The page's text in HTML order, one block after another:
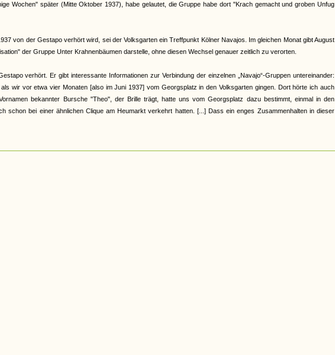
Wochen" später (Mitte Oktober 1937), habe gelautet, die Gruppe habe dort "Krach gemacht und groben Unfug
von der Gestapo verhört wird, sei der Volksgarten ein Treffpunkt Kölner Navajos. Im gleichen Monat gibt August
der Gruppe Unter Krahnenbäumen darstelle, ohne diesen Wechsel genauer zeitlich zu verorten.
verhört. Er gibt interessante Informationen zur Verbindung der einzelnen „Navajo“-Gruppen untereinander:
wir vor etwa vier Monaten [also im Juni 1937] vom Georgsplatz in den Volksgarten gingen. Dort hörte ich auch
bekannter Bursche "Theo", der Brille trägt, hatte uns vom Georgsplatz dazu bestimmt, einmal in den
schon bei einer ähnlichen Clique am Heumarkt verkehrt hatten. [...] Dass ein enges Zusammenhalten in dieser